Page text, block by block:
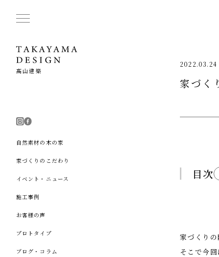
髙山建築
自然素材の木の家
家づくりのこだわり
イベント・ニュース
施工事例
お客様の声
プロトタイプ
ブログ・コラム
2022.03.24
家づく
目次
家づくり
そこで今